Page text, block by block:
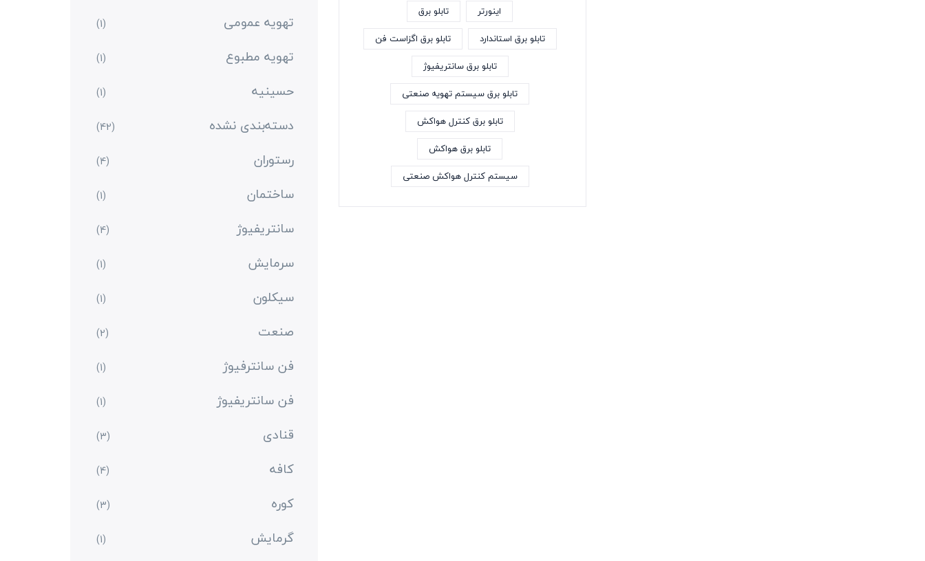
اینورتر
تابلو برق
تابلو برق استاندارد
تابلو برق اگزاست فن
تابلو برق سانتریفیوژ
تابلو برق سیستم تهویه صنعتی
تابلو برق کنترل هواکش
تابلو برق هواکش
سیستم کنترل هواکش صنعتی
تهویه عمومی (1)
تهویه مطبوع (1)
حسینیه (1)
دسته‌بندی نشده (42)
رستوران (4)
ساختمان (1)
سانتریفیوژ (4)
سرمایش (1)
سیکلون (1)
صنعت (2)
فن سانترفیوژ (1)
فن سانتریفیوژ (1)
قنادی (3)
کافه (4)
کوره (3)
گرمایش (1)